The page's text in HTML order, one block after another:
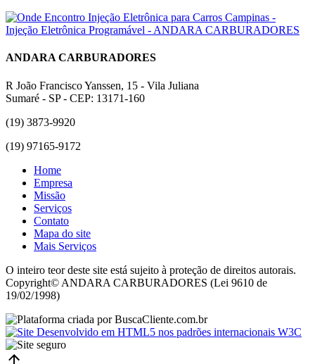
ANDARA CARBURADORES
R João Francisco Yanssen, 15 - Vila Juliana
Sumaré - SP - CEP: 13171-160
(19) 3873-9920
(19) 97165-9172
Home
Empresa
Missão
Serviços
Contato
Mapa do site
Mais Serviços
O inteiro teor deste site está sujeito à proteção de direitos autorais.
Copyright© ANDARA CARBURADORES (Lei 9610 de
19/02/1998)